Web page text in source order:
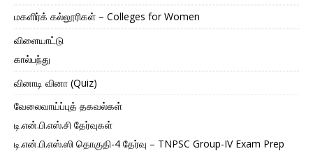
மகளிர்க் கல்லூரிகள் – Colleges for Women
விளையாட்டு
கால்பந்து
வினாடி வினா (Quiz)
வேலைவாய்ப்புத் தகவல்கள்
டி.என்.பி.எஸ்.சி தேர்வுகள்
டி.என்.பி.எஸ்.ஸி தொகுதி-4 தேர்வு – TNPSC Group-IV Exam Prep